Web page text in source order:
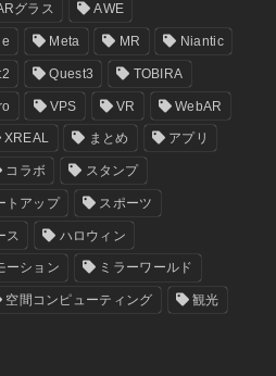
グラス AWE
Meta MR Niantic
Quest3 TOBIRA
VPS VR WebAR
XREAL まとめ アプリ
コラボ スタンプ
トアップ スポーツ
ス ハロウィン
ーション ミラーワールド
空間コンピューティング 観光